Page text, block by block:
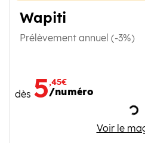
Wapiti
Prélèvement annuel (-3%)
dès 5,45€
/numéro
Voir le